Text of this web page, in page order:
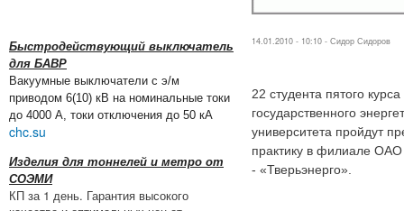
Быстродействующий выключатель
для БАВР
Вакуумные выключатели с э/м
приводом 6(10) кВ на номинальные токи
до 4000 А, токи отключения до 50 кА
chc.su
Изделия для тоннелей и метро от
СОЭМИ
КП за 1 день. Гарантия высокого
14.01.2010 - 10:10 - Сидор Сидоров
22 студента пятого
государственного
университета пройдут
практику в филиале
- «Тверьэнерго».